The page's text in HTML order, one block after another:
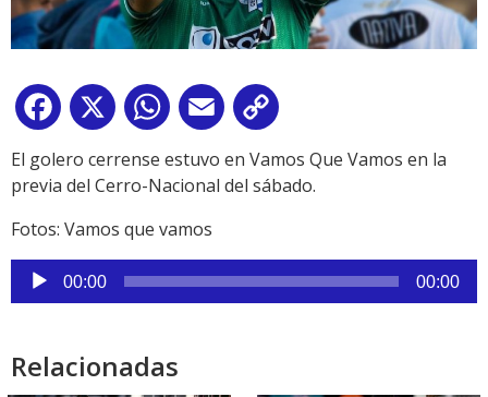
Facebook
X WhatsApp
Email
Link
El golero cerrense estuvo en Vamos Que Vamos en la
previa del Cerro-Nacional del sábado.
Fotos: Vamos que vamos
Reproductor
de
00:00 00:00
Relacionadas